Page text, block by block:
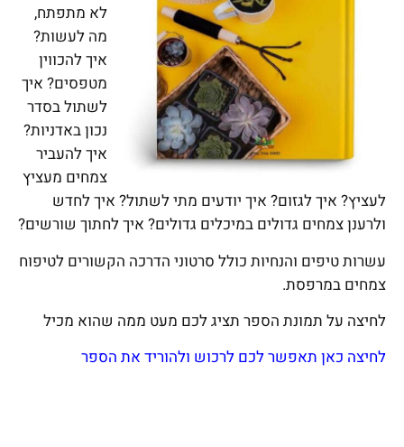
לא מתפתח,
מה לעשות?
איך להכווין
מטפסים? איך
לשתול בסדר
נכון באדניות?
איך להעביר
צמחים מעציץ
לעציץ? איך לגזום? איך יודעים מתי לשתול? איך לחדש
ולרענן צמחים גדולים במיכלים גדולים? איך לחתוך שורשים?
עשרות טיפים והנחיות כולל סרטוני הדרכה הקשורים לטיפוח
צמחים במרפסת.
לחיצה על תמונת הספר תציג לכם מעט ממה שהוא מכיל
לחיצה כאן תאפשר לכם לרכוש ולהוריד את הספר